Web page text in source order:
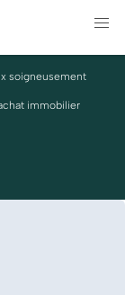
soigneusement
immobilier